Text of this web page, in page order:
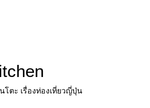
โตะ เรื่องท่องเที่ยวญี่ปุ่น